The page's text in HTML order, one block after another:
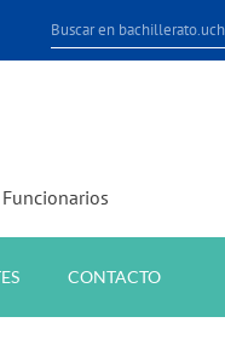
Funcionarios
CONTACTO